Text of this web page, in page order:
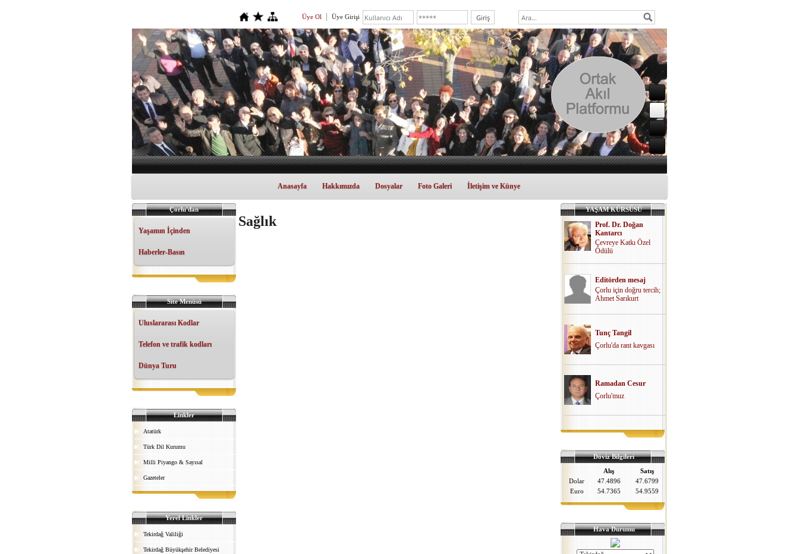
Üye Ol Üye Girişi
Anasayfa Hakkımızda Dosyalar Foto Galeri İletişim ve Künye
Çorlu'dan
Yaşamın İçinden
Haberler-Basın
Site Menüsü
Uluslararası Kodlar
Telefon ve trafik kodları
Dünya Turu
Linkler
Atatürk
Türk Dil Kurumu
Milli Piyango & Sayısal
Gazeteler
Yerel Linkler
Tekirdağ Valiliği
Tekirdağ Büyükşehir Belediyesi
Sağlık
YAŞAM KÜRSÜSÜ
Prof. Dr. Doğan
Kantarcı
Çevreye Katkı Özel
Ödülü
Editörden mesaj
Çorlu için doğru tercih;
Ahmet Sarıkurt
Tunç Tangil
Çorlu'da rant kavgası
Ramadan Cesur
Çorlu'muz
Döviz Bilgileri
Alış
Satış
Dolar
47.4896
47.6799
Euro
54.7365 54.9559
Hava Durumu